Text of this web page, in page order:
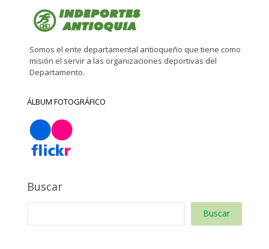
Somos el ente departamental antioqueño que tiene como
misión el servir a las organizaciones deportivas del
Departamento.
ÁLBUM FOTOGRÁFICO
Buscar
Buscar